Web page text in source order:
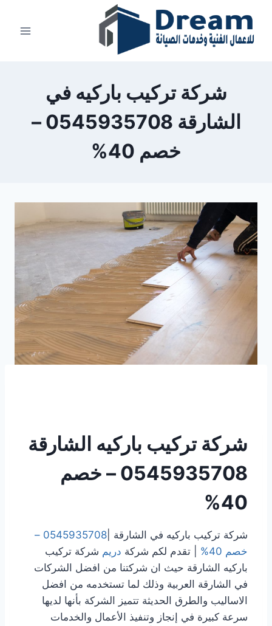
content
شركة تركيب باركيه في
الشارقة 0545935708 –
خصم 40%
شركة تركيب باركيه الشارقة
0545935708 – خصم
40%
شركة تركيب باركيه في الشارقة |
0545935708 –
خصم 40%
| تقدم لكم شركة دريم شركة تركيب
باركيه الشارقة حيث ان شركتنا من افضل الشركات
في الشارقة العربية وذلك لما تستخدمه من افضل
الاساليب والطرق الحديثة تتميز الشركة بأنها لديها
سرعة كبيرة في إنجاز وتنفيذ الأعمال والخدمات